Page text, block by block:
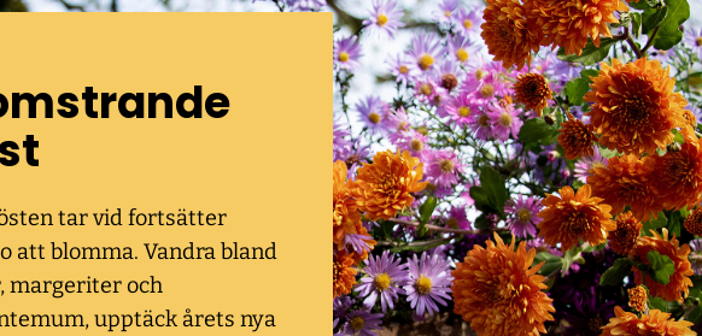
tar vid fortsätter
att blomma. Vandra bland
margeriter och
upptäck årets nya